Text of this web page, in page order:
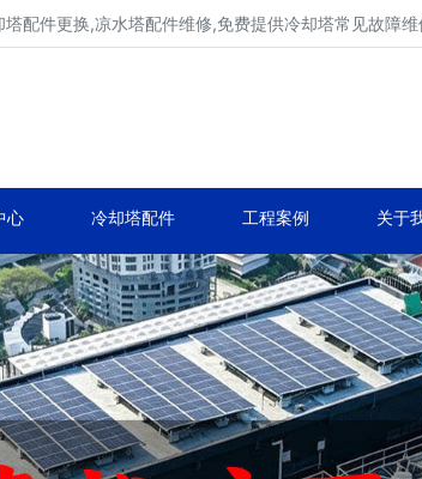
配件更换,凉水塔配件维修,免费提供冷却塔常见故障维
心 冷却塔配件 工程案例 关于